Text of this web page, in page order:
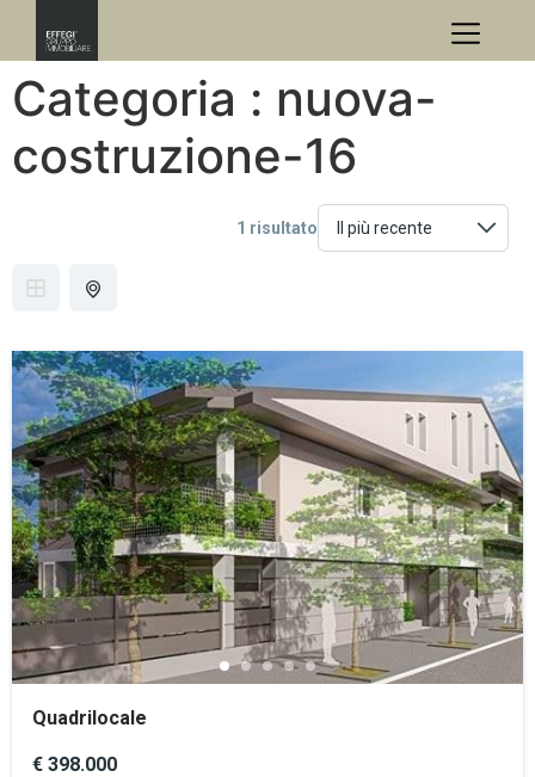
Categoria : nuova-
costruzione-16
1 risultato
Quadrilocale
€ 398.000